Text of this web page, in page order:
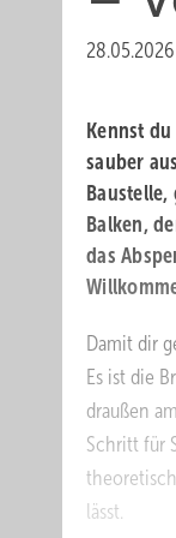
28.05.2026
Kennst
sauber
Balken,
das
Damit dir
Es ist die
draußen
Schritt für
lässt.